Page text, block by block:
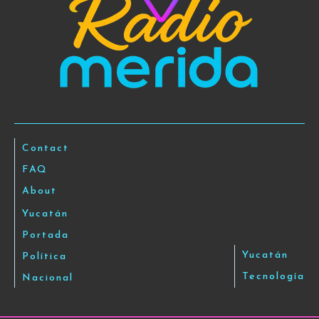
Yucatán
Portada
Política
Nacional
Yucatán
Tecnología
Contact
FAQ
About